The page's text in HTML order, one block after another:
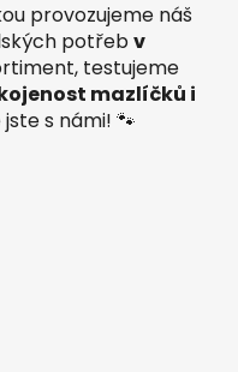
provozujeme náš
potřebv
testujeme
mazlíčků i
s námi! 🐾